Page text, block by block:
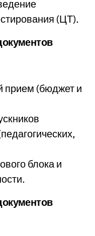
(ЦТ).
прием (бюджет и
блока и